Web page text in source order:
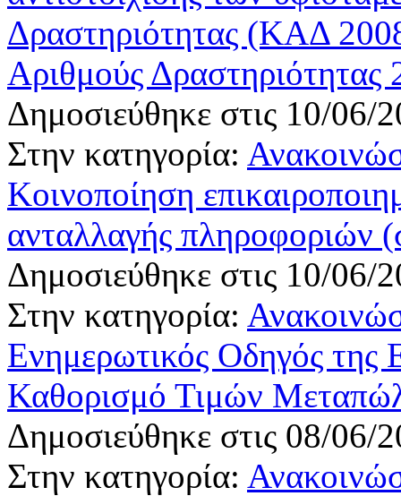
Δραστηριότητας (ΚΑΔ
Αριθμούς
Δημοσιεύθηκε στις 10/06/
Στην κατηγορία:
Κοινοποίηση
ανταλλαγής πληροφοριών
Δημοσιεύθηκε στις 10/06/
Στην κατηγορία:
Ενημερωτικός Οδηγός της
Καθορισμό Τιμών
Δημοσιεύθηκε στις 08/06/
Στην κατηγορία: